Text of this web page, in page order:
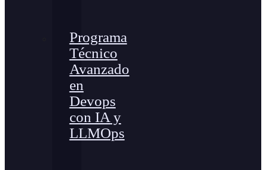
Programa
Técnico
Avanzado
en
Devops
con IA y
LLMOps